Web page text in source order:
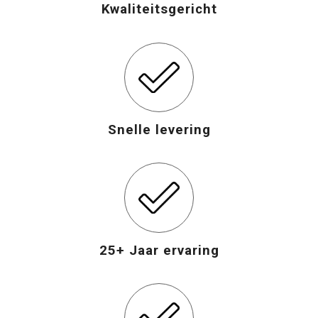
Waterbestendige tassen
Katoenen draagtassen
Kwaliteitsgericht
Snelle levering
25+ Jaar ervaring